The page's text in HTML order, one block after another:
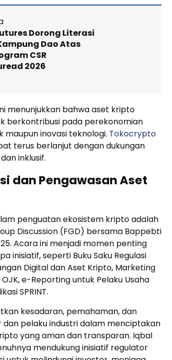
Dorong Literasi
Dao Atas
CSR
2026
menunjukkan bahwa aset kripto
berkontribusi pada perekonomian
maupun inovasi teknologi. Tokocrypto
terus berlanjut dengan dukungan
inklusif.
dan Pengawasan Aset
penguatan ekosistem kripto adalah
Discussion (FGD) bersama Bappebti
Acara ini menjadi momen penting
inisiatif, seperti Buku Saku Regulasi
Digital dan Aset Kripto, Marketing
e-Reporting untuk Pelaku Usaha
SPRINT.
kesadaran, pemahaman, dan
pelaku industri dalam menciptakan
yang aman dan transparan. Iqbal
mendukung inisiatif regulator